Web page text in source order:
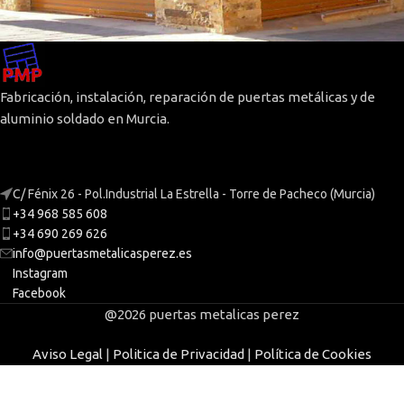
Cierre enrollable
Fabricación, instalación, reparación de puertas metálicas y de
aluminio soldado en Murcia.
C/ Fénix 26 - Pol.Industrial La Estrella - Torre de Pacheco (Murcia)
+34 968 585 608
+34 690 269 626
info@puertasmetalicasperez.es
Instagram
Facebook
@2026 puertas metalicas perez
Aviso Legal | Politica de Privacidad | Política de Cookies